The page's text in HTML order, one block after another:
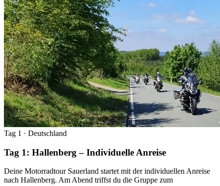
Tag 1 · Deutschland
Tag 1: Hallenberg – Individuelle Anreise
Deine Motorradtour Sauerland startet mit der individuellen Anreise
nach Hallenberg. Am Abend triffst du die Gruppe zum